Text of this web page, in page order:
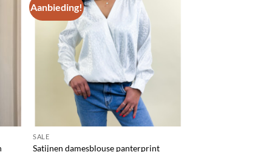
Aanbieding!
Toevoegen
verlanglijst
SALE
Satijnen damesblouse panterprint